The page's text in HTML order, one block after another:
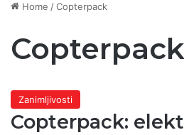
Home /Copterpack
Copterpack
Zanimljivosti
Copterpack: